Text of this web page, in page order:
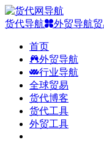
货代导航 外贸导航
首页
外贸导航
行业导航
全球贸易
货代博客
货代工具
外贸工具